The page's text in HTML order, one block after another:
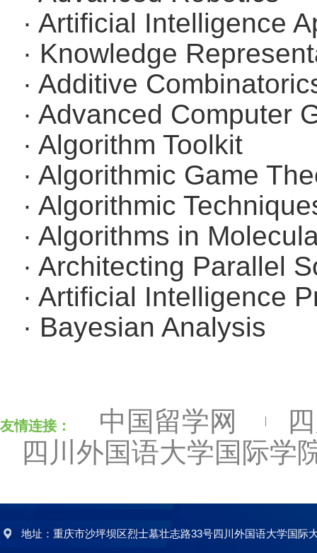
· Artificial Intelligence
· Knowledge
· Additive
· Advanced Computer
· Algorithm Toolkit
· Algorithmic Game
· Algorithmic
· Algorithms in
· Architecting Parallel
· Artificial Intelligence
· Bayesian Analysis
友情连接： 中国留学网
四川外国语大学国际学
地址：重庆市沙坪坝区烈士墓壮志路33号四川外国语大学国际